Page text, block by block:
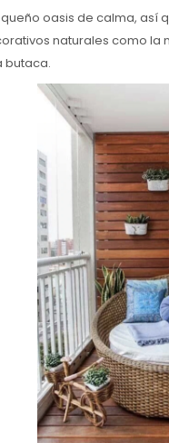
oasis de calma,
naturales como
butaca.